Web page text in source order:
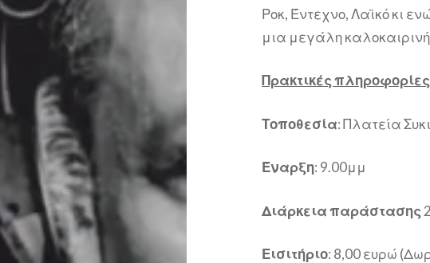
Ροκ, Έντεχνο, Λαϊκό κι
μια μεγάλη
Πρακτικές πληροφορίες
Τοποθεσία: Πλατεία
Έναρξη:
Διάρκεια παράστασης
Εισιτήριο: 8,00 ευρώ